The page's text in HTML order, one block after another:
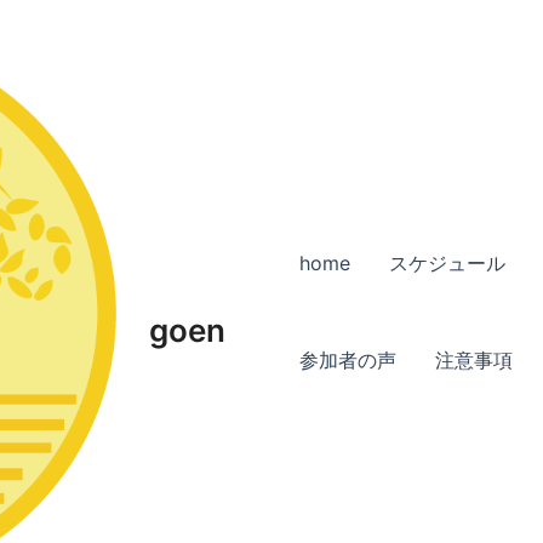
goen
home スケジュール
参加者の声 注意事項